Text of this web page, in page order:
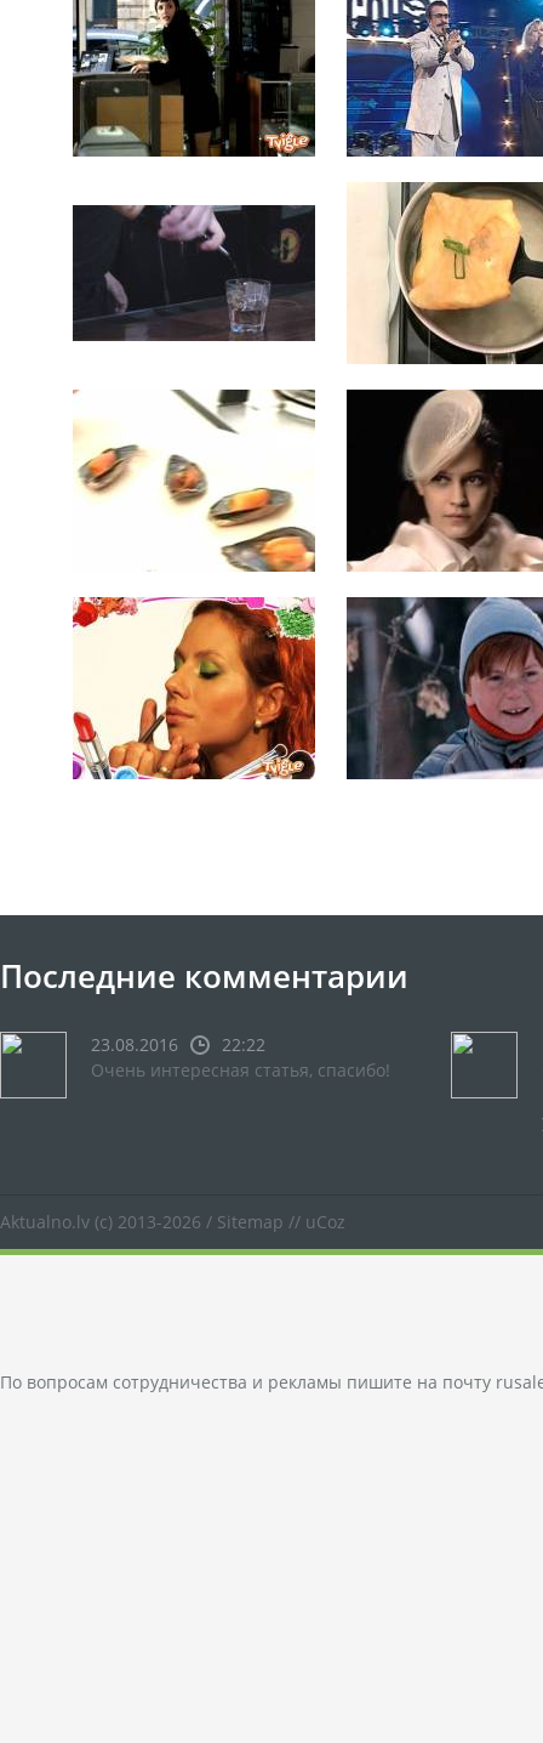
Последние комментарии
23.08.2016
22:22
Очень интересная статья, спасибо!
Aktualno.lv (c) 2013-2026 / Sitemap // uCoz
По вопросам сотрудничества и рекламы пишите на почту